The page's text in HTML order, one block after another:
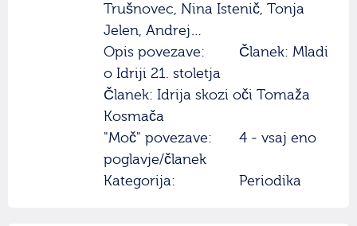
Trušnovec, Nina Istenič, Tonja
Jelen, Andrej…
Opis povezave:
Članek: Mladi
o Idriji 21. stoletja
Članek: Idrija skozi oči Tomaža
Kosmača
"Moč" povezave:
4 - vsaj eno
poglavje/članek
Kategorija:
Periodika